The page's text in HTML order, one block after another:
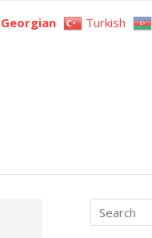
Georgian Turkish